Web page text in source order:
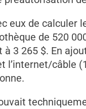
eux de calculer
de 520
à 3 265 $. En
l’internet/câble